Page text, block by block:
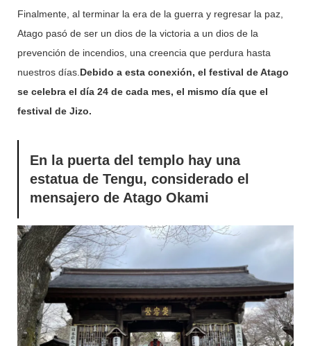
Finalmente, al terminar la era de la guerra y regresar la paz,
Atago pasó de ser un dios de la victoria a un dios de la
prevención de incendios, una creencia que perdura hasta
nuestros días. Debido a esta conexión, el festival de Atago
se celebra el día 24 de cada mes, el mismo día que el
festival de Jizo.
En la puerta del templo hay una
estatua de Tengu, considerado el
mensajero de Atago Okami